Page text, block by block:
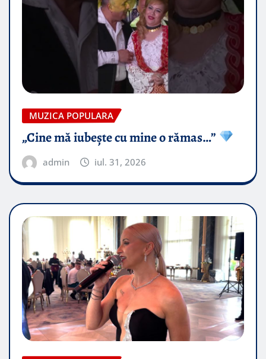
MUZICA POPULARA
„Cine mă iubește cu mine o rămas…”
admin iul. 31, 2026